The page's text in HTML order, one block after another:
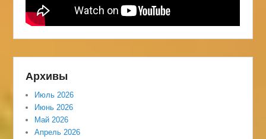
Архивы
Июль 2026
Июнь 2026
Май 2026
Апрель 2026